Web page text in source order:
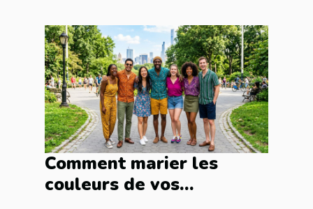
Comment marier les
couleurs de vos